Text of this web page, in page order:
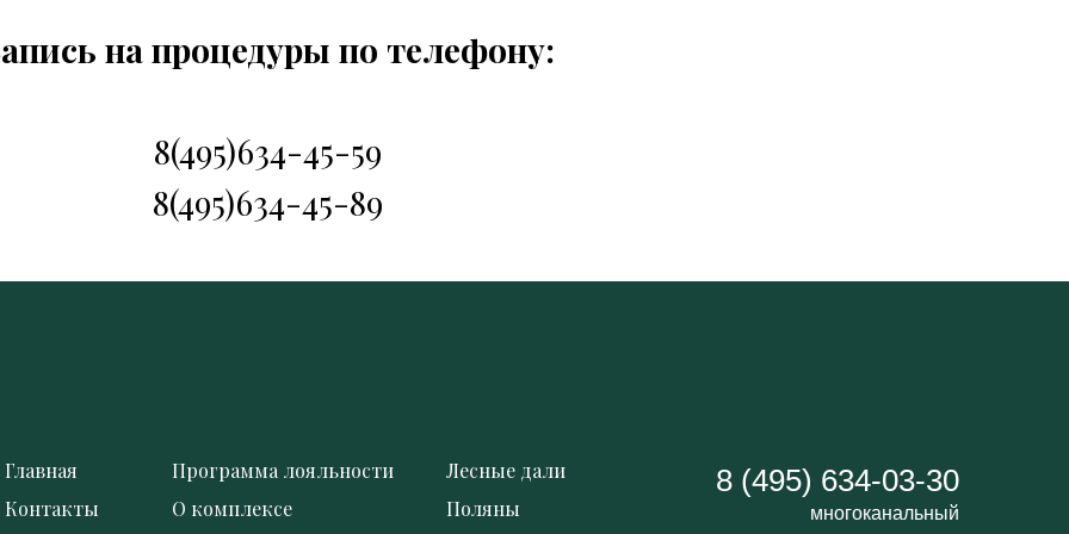
на процедуры по телефону:
8(495)634-45-59
8(495)634-45-89
многоканальный
8 (495) 634-03-30
Лесные дали
Поляны
Программа лояльности
О комплексе
Главная
Контакты